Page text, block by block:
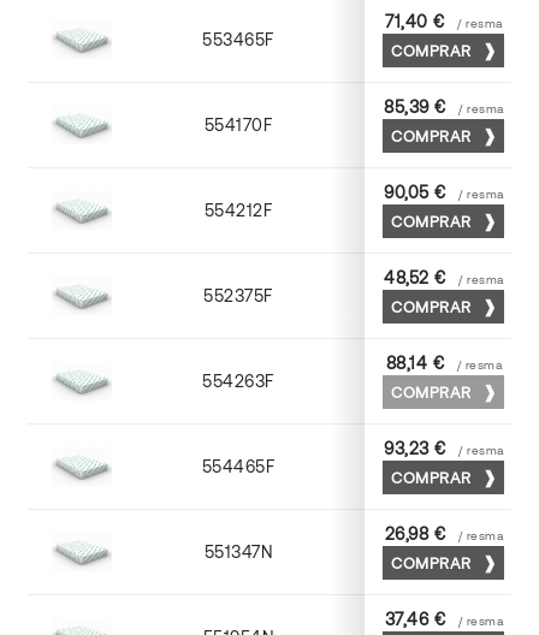
553465F 65 x 90
71,40 € / resma
COMPRAR
554170F 70 x 100
85,39 € / resma
COMPRAR
554212F 72 x 102
90,05 € / resma
COMPRAR
552375F 75 x 53
48,52 € / resma
COMPRAR
554263F 63 x 88
88,14 € / resma
COMPRAR
554465F 65 x 90
93,23 € / resma
COMPRAR
551347N 45 x 64
26,98 € / resma
COMPRAR
37,46 € / resma